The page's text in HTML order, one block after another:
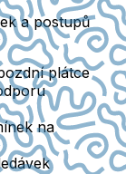
a postupů
plátce
na